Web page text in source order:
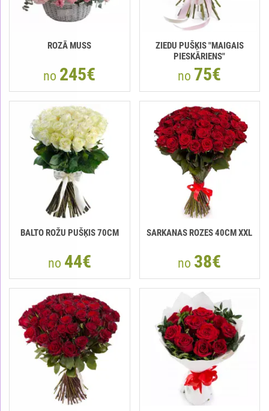
ROZĀ MUSS
no 245€
ZIEDU PUŠĶIS "MAIGAIS
PIESKĀRIENS"
no 75€
BALTO ROŽU PUŠĶIS 70CM
no 44€
SARKANAS ROZES 40CM XXL
no 38€